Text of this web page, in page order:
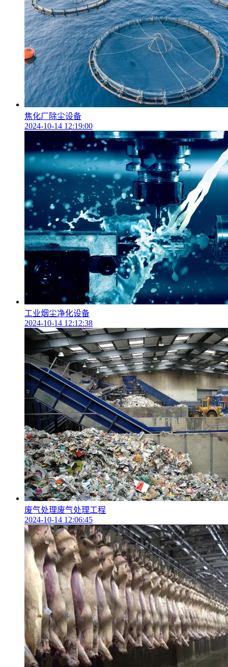
焦化厂除尘设备
2024-10-14 12:19:00
工业烟尘净化设备
2024-10-14 12:12:38
废气处理废气处理工程
2024-10-14 12:06:45